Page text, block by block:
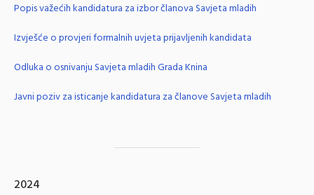
Popis važećih kandidatura za izbor članova Savjeta mladih
Izvješće o provjeri formalnih uvjeta prijavljenih kandidata
Odluka o osnivanju Savjeta mladih Grada Knina
Javni poziv za isticanje kandidatura za članove Savjeta mladih
2024